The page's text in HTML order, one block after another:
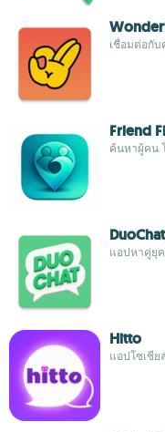
เชื่อมต่อกั
Friend
ค้นหาผู้คน
DuoChat
แอปหาคู่ยุ
Hitto
แอปโซเชีย